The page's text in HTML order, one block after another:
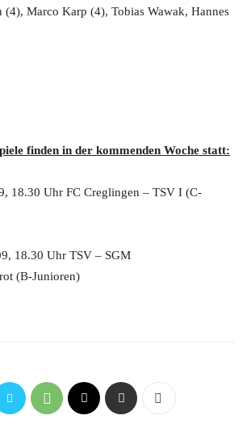
(4), Marco Karp (4), Tobias Wawak, Hannes
finden in der kommenden Woche statt:
18.30 Uhr FC Creglingen – TSV I (C-
18.30 Uhr TSV – SGM
(B-Junioren)